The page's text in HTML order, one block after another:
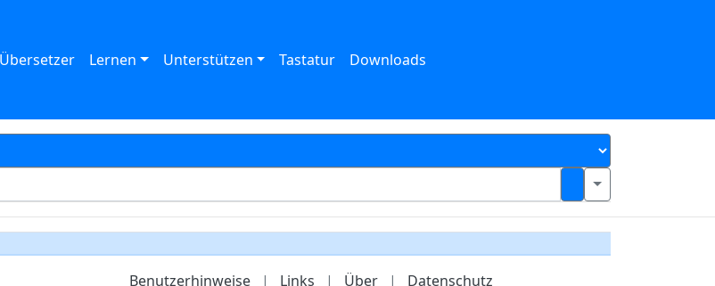
Übersetzer Lernen Unterstützen Tastatur Downloads
Benutzerhinweise | Links | Über | Datenschutz